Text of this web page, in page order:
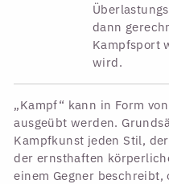
dann
Kampfsport
wird.
„Kampf“ kann in Form
ausgeübt werden.
Kampfkunst jeden Stil,
der ernsthaften
einem Gegner beschreibt,